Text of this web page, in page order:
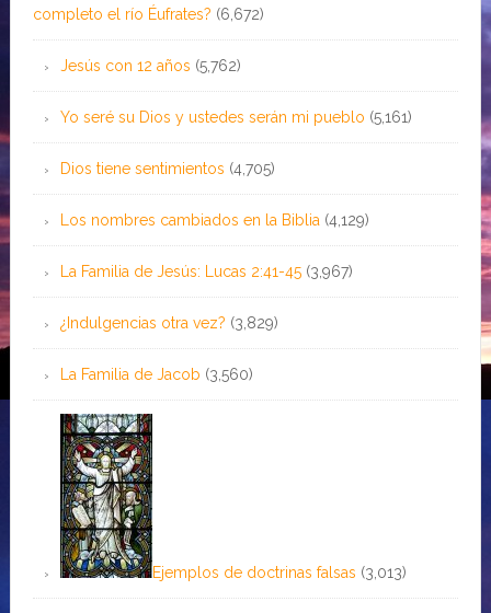
completo el río Éufrates? (6,672)
Jesús con 12 años (5,762)
Yo seré su Dios y ustedes serán mi pueblo (5,161)
Dios tiene sentimientos (4,705)
Los nombres cambiados en la Biblia (4,129)
La Familia de Jesús: Lucas 2:41-45 (3,967)
¿Indulgencias otra vez? (3,829)
La Familia de Jacob (3,560)
Ejemplos de doctrinas falsas (3,013)